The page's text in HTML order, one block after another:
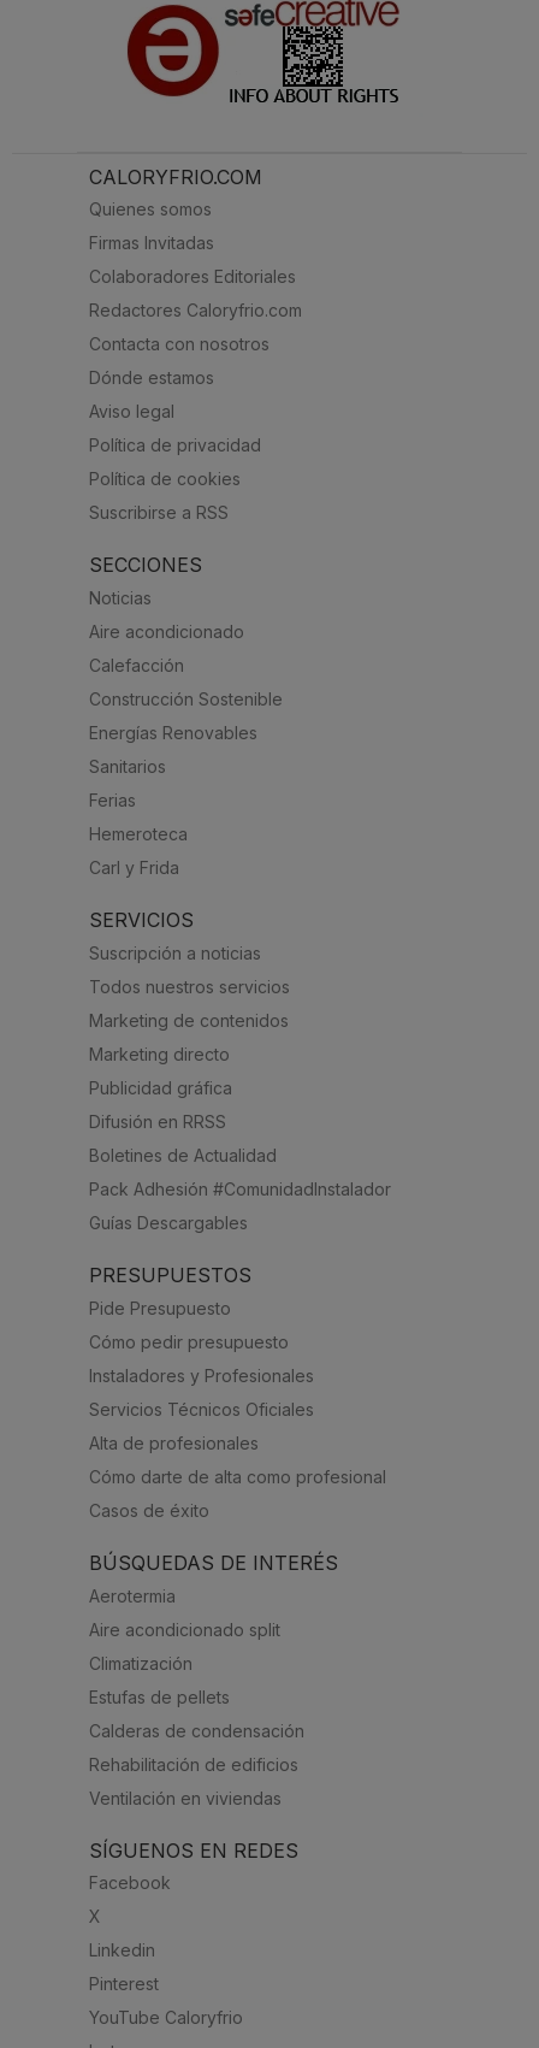
CALORYFRIO.COM
Quienes somos
Firmas Invitadas
Colaboradores Editoriales
Redactores Caloryfrio.com
Contacta con nosotros
Dónde estamos
Aviso legal
Política de privacidad
Política de cookies
Suscribirse a RSS
SECCIONES
Noticias
Aire acondicionado
Calefacción
Construcción Sostenible
Energías Renovables
Sanitarios
Ferias
Hemeroteca
Carl y Frida
SERVICIOS
Suscripción a noticias
Todos nuestros servicios
Marketing de contenidos
Marketing directo
Publicidad gráfica
Difusión en RRSS
Boletines de Actualidad
Pack Adhesión #ComunidadInstalador
Guías Descargables
PRESUPUESTOS
Pide Presupuesto
Cómo pedir presupuesto
Instaladores y Profesionales
Servicios Técnicos Oficiales
Alta de profesionales
Cómo darte de alta como profesional
Casos de éxito
BÚSQUEDAS DE INTERÉS
Aerotermia
Aire acondicionado split
Climatización
Estufas de pellets
Calderas de condensación
Rehabilitación de edificios
Ventilación en viviendas
SÍGUENOS EN REDES
Facebook
X
Linkedin
Pinterest
YouTube Caloryfrio